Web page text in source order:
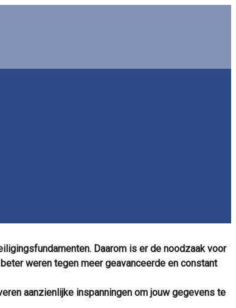
Daarom is er de noodzaak voor
weren tegen meer geavanceerde en constant
aanzienlijke inspanningen om jouw gegevens te